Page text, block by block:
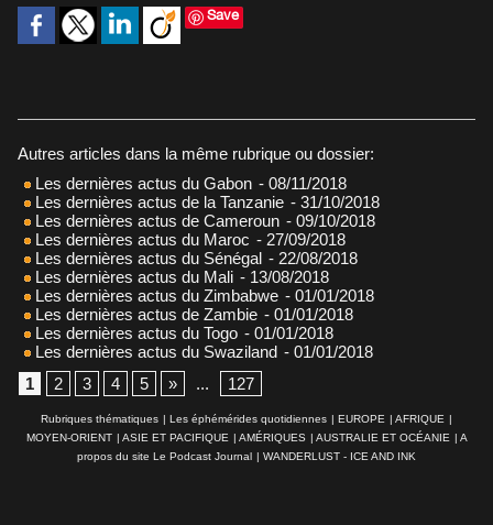
Save
Autres articles dans la même rubrique ou dossier:
Les dernières actus du Gabon - 08/11/2018
Les dernières actus de la Tanzanie - 31/10/2018
Les dernières actus de Cameroun - 09/10/2018
Les dernières actus du Maroc - 27/09/2018
Les dernières actus du Sénégal - 22/08/2018
Les dernières actus du Mali - 13/08/2018
Les dernières actus du Zimbabwe - 01/01/2018
Les dernières actus de Zambie - 01/01/2018
Les dernières actus du Togo - 01/01/2018
Les dernières actus du Swaziland - 01/01/2018
1
2 3 4 5 » ... 127
Rubriques thématiques | Les éphémérides quotidiennes | EUROPE | AFRIQUE |
MOYEN-ORIENT | ASIE ET PACIFIQUE | AMÉRIQUES | AUSTRALIE ET OCÉANIE | A
propos du site Le Podcast Journal | WANDERLUST - ICE AND INK